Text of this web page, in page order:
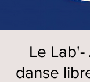
Le
danse